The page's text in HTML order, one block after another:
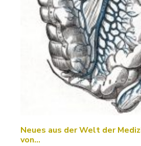
Neues aus der Welt der
von…